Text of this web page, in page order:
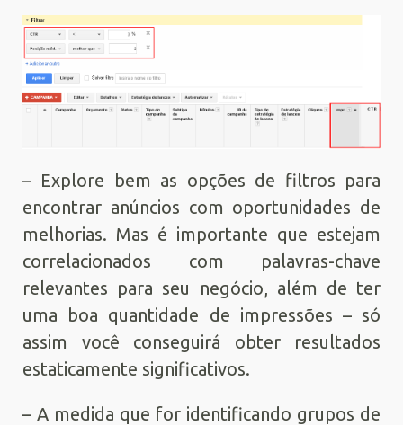
– Explore bem as opções de filtros para
encontrar anúncios com oportunidades de
melhorias. Mas é importante que estejam
correlacionados com palavras-chave
relevantes para seu negócio, além de ter
uma boa quantidade de impressões – só
assim você conseguirá obter resultados
estaticamente significativos.
– A medida que for identificando grupos de